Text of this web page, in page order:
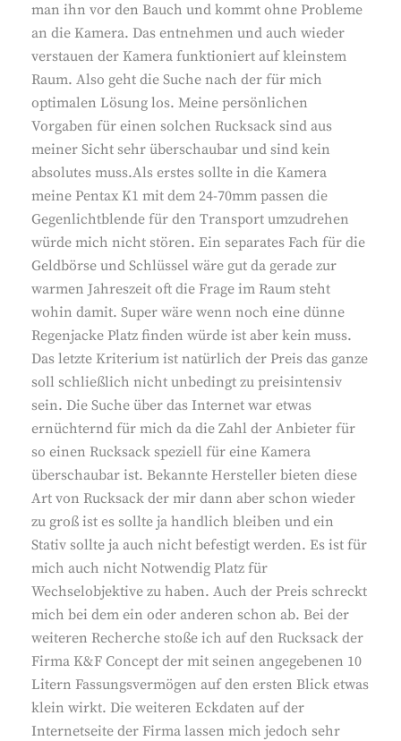
man ihn vor den Bauch und kommt ohne Probleme
an die Kamera. Das entnehmen und auch wieder
verstauen der Kamera funktioniert auf kleinstem
Raum. Also geht die Suche nach der für mich
optimalen Lösung los. Meine persönlichen
Vorgaben für einen solchen Rucksack sind aus
meiner Sicht sehr überschaubar und sind kein
absolutes muss.Als erstes sollte in die Kamera
meine Pentax K1 mit dem 24-70mm passen die
Gegenlichtblende für den Transport umzudrehen
würde mich nicht stören. Ein separates Fach für die
Geldbörse und Schlüssel wäre gut da gerade zur
warmen Jahreszeit oft die Frage im Raum steht
wohin damit. Super wäre wenn noch eine dünne
Regenjacke Platz finden würde ist aber kein muss.
Das letzte Kriterium ist natürlich der Preis das ganze
soll schließlich nicht unbedingt zu preisintensiv
sein. Die Suche über das Internet war etwas
ernüchternd für mich da die Zahl der Anbieter für
so einen Rucksack speziell für eine Kamera
überschaubar ist. Bekannte Hersteller bieten diese
Art von Rucksack der mir dann aber schon wieder
zu groß ist es sollte ja handlich bleiben und ein
Stativ sollte ja auch nicht befestigt werden. Es ist für
mich auch nicht Notwendig Platz für
Wechselobjektive zu haben. Auch der Preis schreckt
mich bei dem ein oder anderen schon ab. Bei der
weiteren Recherche stoße ich auf den Rucksack der
Firma K&F Concept der mit seinen angegebenen 10
Litern Fassungsvermögen auf den ersten Blick etwas
klein wirkt. Die weiteren Eckdaten auf der
Internetseite der Firma lassen mich jedoch sehr